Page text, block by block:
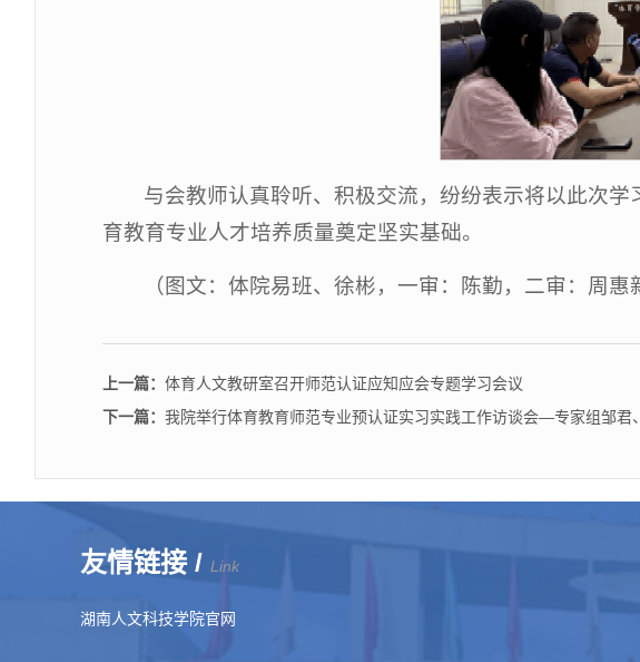
与会教师认真聆听、积极交流，纷纷表示将以此次
育教育专业人才培养质量奠定坚实基础。
（图文：体院易班、徐彬，一审：陈勤，二审：周惠
上一篇： 体育人文教研室召开师范认证应知应会专题学习会议
下一篇： 我院举行体育教育师范专业预认证实习实践工作访谈会—专家组邹
友情链接 / Link
湖南人文科技学院官网